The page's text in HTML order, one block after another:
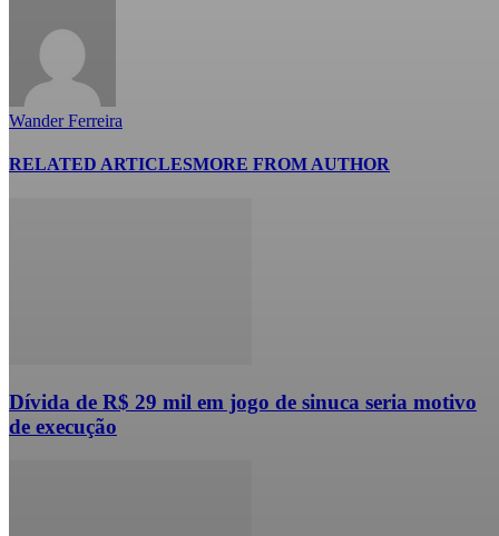
Wander Ferreira
RELATED ARTICLESMORE FROM AUTHOR
Dívida de R$ 29 mil em jogo de sinuca seria motivo
de execução